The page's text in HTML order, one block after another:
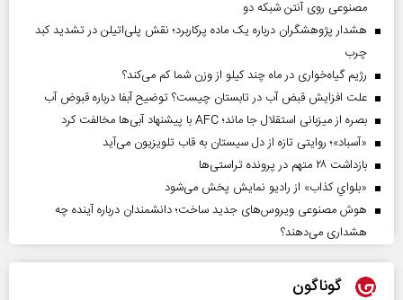
مصنوعی روی آنتن شبکه دو
هشدار پژوهشگران درباره یک ماده پرکاربرد؛ نقش پلی‌اتیلن در تشدید کبد
چرب
رژیم گیاه‌خواری در ماه چند کیلو از وزن شما کم می‌کند؟
علت افزایش قبض آب در تابستان چیست؟ توضیح آبفا درباره قبوض آب
بصره از میزبانی استقلال جا ماند؛ AFC با پیشنهاد آبی‌ها مخالفت کرد
«آسباد»؛ روایتی تازه از دل سیستان به قاب تلویزیون می‌آید
بازداشت ۲۸ متهم در پرونده تراستی‌ها
«بلواي کذاب» از رادیو نمایش پخش می‌شود
هوش مصنوعی ویروس‌های جدید ساخت؛ دانشمندان درباره آینده چه
هشداری می‌دهند؟
گوناگون